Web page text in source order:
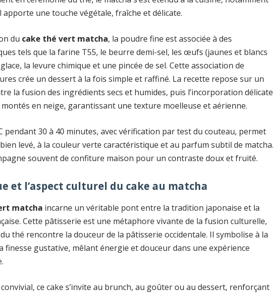
apporte une touche végétale, fraîche et délicate.
du cake thé vert matcha, la poudre fine est associée à des
tels que la farine T55, le beurre demi-sel, les œufs (jaunes et blancs
la levure chimique et une pincée de sel. Cette association de
crée un dessert à la fois simple et raffiné. La recette repose sur un
la fusion des ingrédients secs et humides, puis l’incorporation délicate
montés en neige, garantissant une texture moelleuse et aérienne.
pendant 30 à 40 minutes, avec vérification par test du couteau, permet
levé, à la couleur verte caractéristique et au parfum subtil de matcha.
souvent de confiture maison pour un contraste doux et fruité.
et l’aspect culturel du cake au matcha
matcha incarne un véritable pont entre la tradition japonaise et la
Cette pâtisserie est une métaphore vivante de la fusion culturelle,
thé rencontre la douceur de la pâtisserie occidentale. Il symbolise à la
finesse gustative, mêlant énergie et douceur dans une expérience
ce cake s’invite au brunch, au goûter ou au dessert, renforçant